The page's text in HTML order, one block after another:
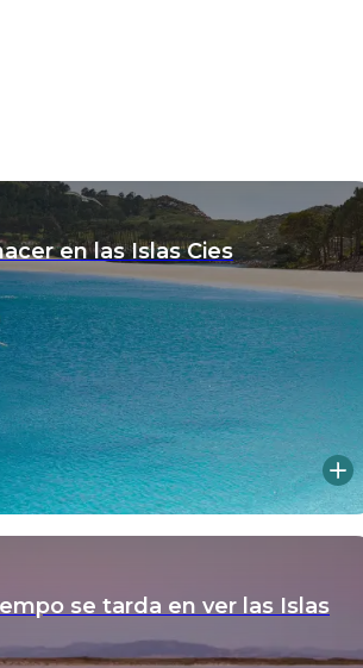
en las Islas Cies
se tarda en ver las Islas